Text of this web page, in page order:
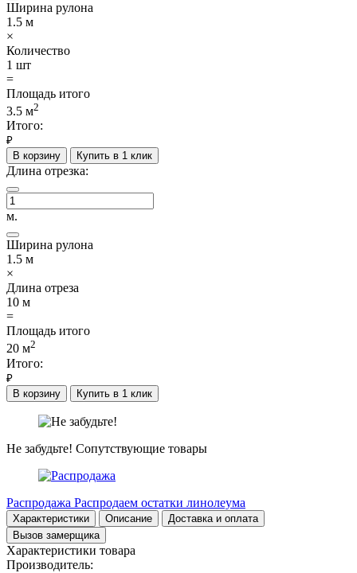
Ширина рулона
1.5 м
×
Количество
1 шт
=
Площадь итого
3.5 м2
Итого:
₽
В корзину
Купить в 1 клик
Длина отрезка:
м.
Ширина рулона
1.5 м
×
Длина отреза
10 м
=
Площадь итого
20 м2
Итого:
₽
В корзину
Купить в 1 клик
Не забудьте! Сопутствующие товары
Распродажа Распродаем остатки линолеума
Характеристики Описание
Доставка и оплата
Вызов замерщика
Характеристики товара
Производитель: